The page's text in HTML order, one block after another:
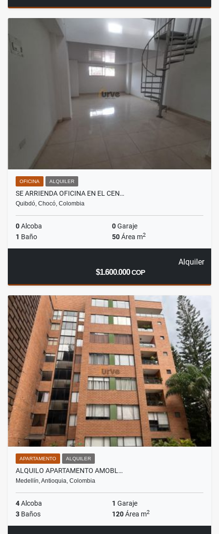
OFICINA ALQUILER
SE ARRIENDA OFICINA EN EL CEN…
Quibdó, Chocó, Colombia
0Alcoba 0Garaje
1 Baño 50Área m2
Alquiler
$1.600.000COP
APARTAMENTO ALQUILER
ALQUILO APARTAMENTO AMOBL…
Medellín, Antioquia, Colombia
4Alcoba 1 Garaje
3 Baños 120Área m2